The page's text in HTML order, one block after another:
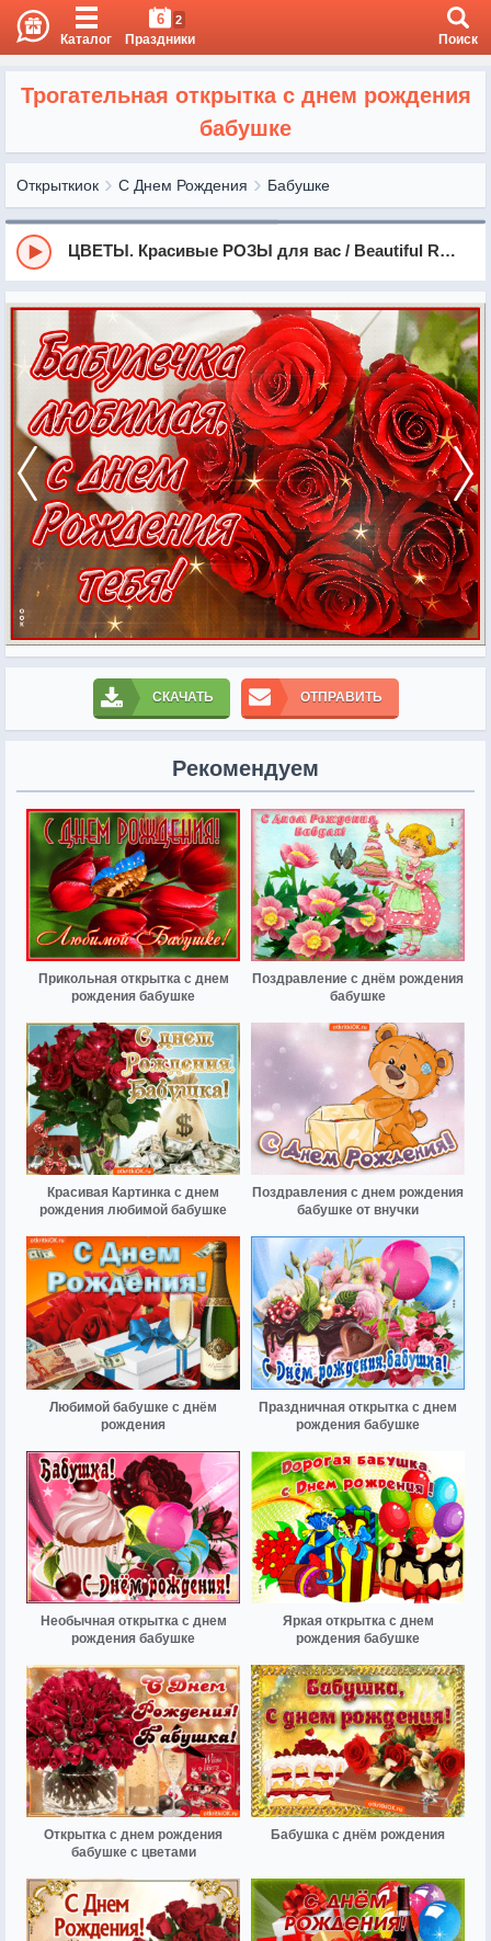
Каталог
6 2
Праздники Поиск
Трогательная открытка с днем рождения
бабушке
Открыткиок С Днем Рождения Бабушке
ЦВЕТЫ. Красивые РОЗЫ для вас / Beautiful Roses - For you
СКАЧАТЬ ОТПРАВИТЬ
Рекомендуем
Прикольная открытка с днем
рождения бабушке
Поздравление с днём рождения
бабушке
Красивая Картинка с днем
рождения любимой бабушке
Поздравления с днем рождения
бабушке от внучки
Любимой бабушке с днём
рождения
Праздничная открытка с днем
рождения бабушке
Необычная открытка с днем
рождения бабушке
Яркая открытка с днем
рождения бабушке
Открытка с днем рождения
бабушке с цветами
Бабушка с днём рождения